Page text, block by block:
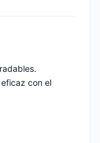
con el